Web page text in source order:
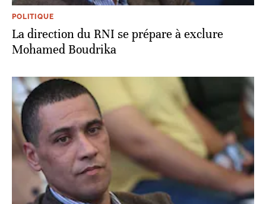
POLITIQUE
La direction du RNI se prépare à exclure
Mohamed Boudrika